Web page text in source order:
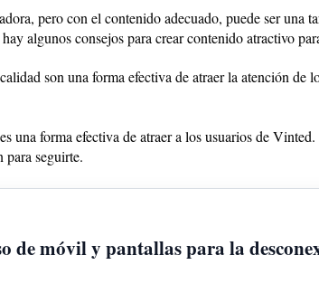
pero con el contenido adecuado, puede ser
algunos consejos para crear contenido atractivo
son una forma efectiva de atraer la atención
una forma efectiva de atraer a los usuarios de
para seguirte.
de móvil y pantallas para la